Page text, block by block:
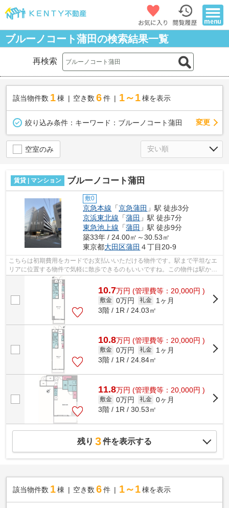
ブルーノコート蒲田の検索結果一覧
再検索
該当物件数 1棟 空き数 6 件 1～1 棟を表示
絞り込み条件： キーワード：ブルーノコート蒲田 変更
空室のみ
賃貸 | マンション ブルーノコート蒲田
敷0
京急本線 「京急蒲田 」駅 徒歩3分
京浜東北線 「蒲田 」駅 徒歩7分
東急池上線 「蒲田 」駅 徒歩9分
築33年 / 24.00㎡～30.53㎡
東京都大田区蒲田 ４丁目20-9
こちらは初期費用をカードでお支払いいただける物件です。駅まで平坦なエ
リアに位置する物件で気軽に散歩できるのもいいですね。この物件は駅から
徒歩3分のマンションです。2駅利用可...
10.7万円 (管理費等：20,000円 )
敷金 0万円 礼金
1ヶ月
3階 / 1R / 24.03㎡
10.8万円 (管理費等：20,000円 )
敷金 0万円 礼金
1ヶ月
3階 / 1R / 24.84㎡
11.8万円 (管理費等：20,000円 )
敷金 0万円 礼金 0ヶ月
3階 / 1R / 30.53㎡
残り 3件を表示する
該当物件数 1棟 空き数 6 件 1～1 棟を表示